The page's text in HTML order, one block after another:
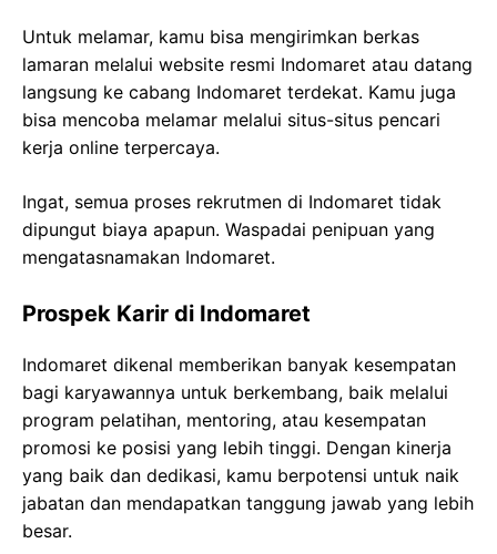
Untuk melamar, kamu bisa mengirimkan berkas
lamaran melalui website resmi Indomaret atau datang
langsung ke cabang Indomaret terdekat. Kamu juga
bisa mencoba melamar melalui situs-situs pencari
kerja online terpercaya.
Ingat, semua proses rekrutmen di Indomaret tidak
dipungut biaya apapun. Waspadai penipuan yang
mengatasnamakan Indomaret.
Prospek Karir di Indomaret
Indomaret dikenal memberikan banyak kesempatan
bagi karyawannya untuk berkembang, baik melalui
program pelatihan, mentoring, atau kesempatan
promosi ke posisi yang lebih tinggi. Dengan kinerja
yang baik dan dedikasi, kamu berpotensi untuk naik
jabatan dan mendapatkan tanggung jawab yang lebih
besar.